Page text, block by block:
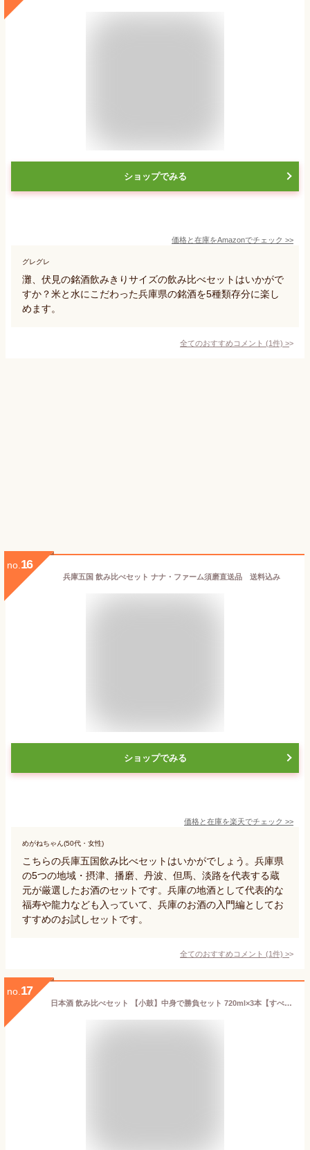
ショップでみる
価格と在庫をAmazonでチェック >>
グレグレ
灘、伏見の銘酒飲みきりサイズの飲み比べセットはいかがで
すか？米と水にこだわった兵庫県の銘酒を5種類存分に楽し
めます。
全てのおすすめコメント (1件) >
no. 16
兵庫五国 飲み比べセット ナナ・ファーム須磨直送品 送料込み
ショップでみる
価格と在庫を楽天でチェック >>
めがねちゃん(50代・女性)
こちらの兵庫五国飲み比べセットはいかがでしょう。兵庫県
の5つの地域・摂津、播磨、丹波、但馬、淡路を代表する蔵
元が厳選したお酒のセットです。兵庫の地酒として代表的な
福寿や龍力なども入っていて、兵庫のお酒の入門編としてお
すすめのお試しセットです。
全てのおすすめコメント (1件) >
no. 17
日本酒 飲み比べセット 【小鼓】中身で勝負セット 720ml×3本【すべて純米系 純米大吟醸 純米吟醸 純米酒 720ml 3本 四合瓶 お酒 西日本 兵庫 丹波 地酒 お祝い 誕生日 蔵元直送 家飲み おすすめ 初心者 送料無料】